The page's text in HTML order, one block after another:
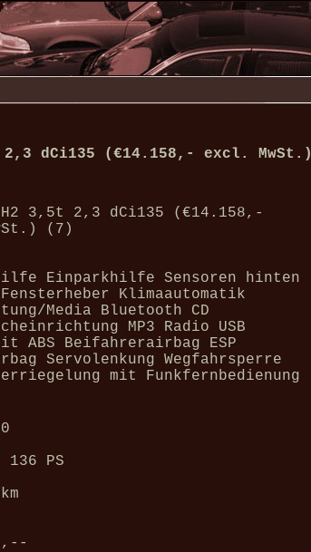
2,3 dCi135 (€14.158,- excl. MwSt.)
3,5t 2,3 dCi135 (€14.158,-
(7)
Einparkhilfe Sensoren hinten
Klimaautomatik
Media Bluetooth CD
MP3 Radio USB
ABS Beifahrerairbag ESP
Servolenkung Wegfahrsperre
mit Funkfernbedienung
136 PS